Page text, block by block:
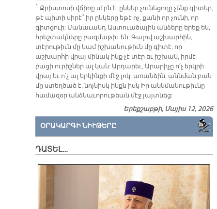
1 Քրիստոսի վճիռը սէրն է, ընկեր չունեցողը չենք գիտեր,
թէ պիտի սիրէ՞ իր ընկերը եթէ ոչ, քանի որ չունի, որ
գիտցուի: Մանաւանդ Աստուածային անձերը երեք են,
հրեշտակները բազմաթիւ են: Գալով աշխարհին,
տէրութիւն մը կամ իշխանութիւն մը գիտէ, որ
աշխարհի վրայ մինակ ինք չէ տէր եւ իշխան, իրմէ
բացի ուրիշներ ալ կան: Արդարեւ, Արարիչը ո՛չ երկրի
վրայ եւ ո՛չ ալ երկինքի մէջ լոկ, առանձին, աննման բան
մը ստեղծած է, նոյնիսկ ինքն իսկ Իր աննմանութիւնը
համազօր անձնաւորութեան մէջ յայտնեց:
Երեքշաբթի, Մայիս 12, 2026
ՕՐԱԿԱՐԳԻ ՆԻՒԹԵՐԸ
ԴԱՏԵԼ…